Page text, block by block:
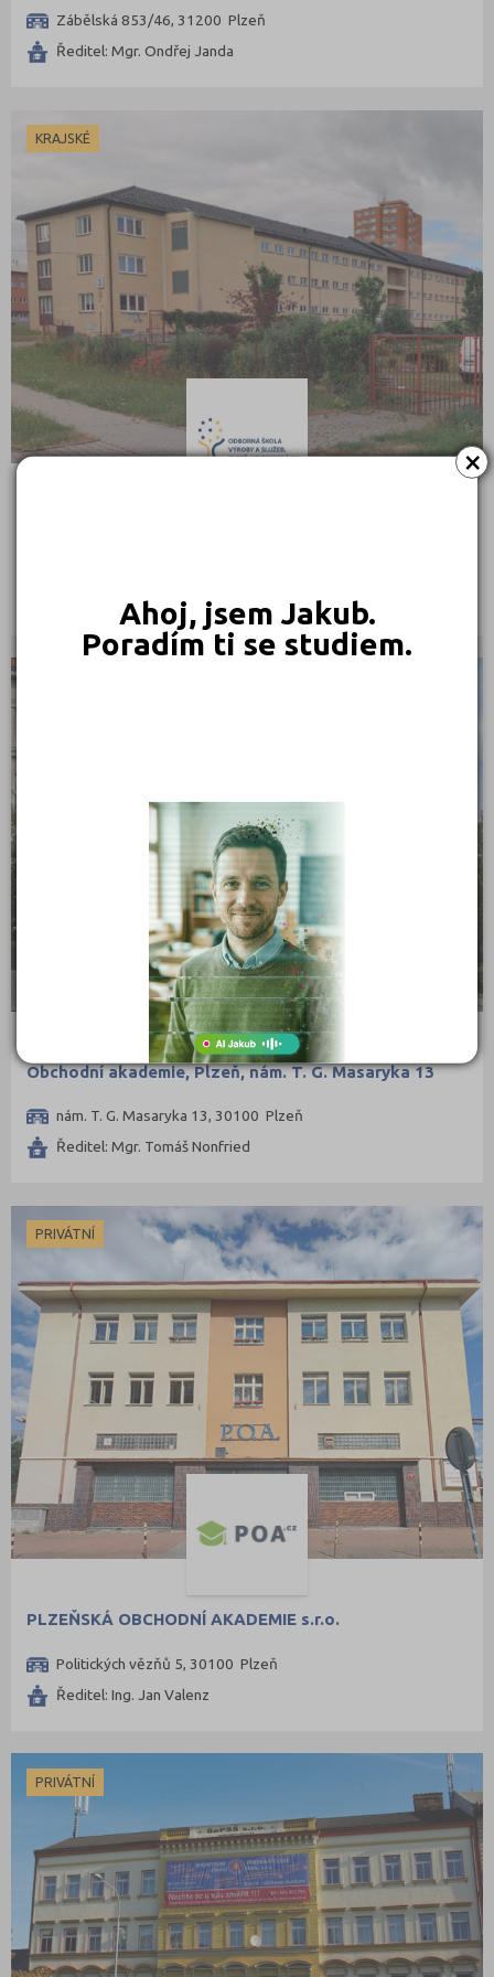
×
Ahoj, jsem Jakub.
Poradím ti se studiem.
Zábělská 853/46, 31200 Plzeň
Ředitel: Mgr. Ondřej Janda
KRAJSKÉ
Ředitel: Mgr. Lucie Vodičková
Obchodní akademie, Plzeň, nám. T. G. Masaryka 13
nám. T. G. Masaryka 13, 30100 Plzeň
Ředitel: Mgr. Tomáš Nonfried
PRIVÁTNÍ
PLZEŇSKÁ OBCHODNÍ AKADEMIE s.r.o.
Politických vězňů 5, 30100 Plzeň
Ředitel: Ing. Jan Valenz
PRIVÁTNÍ